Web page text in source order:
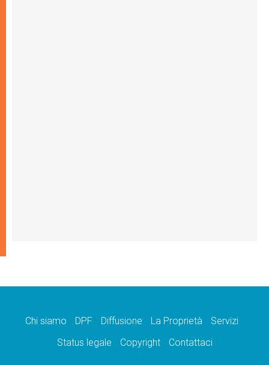
Chi siamo DPF Diffusione La Proprietà
Servizi
Status legale
Copyright Contattaci